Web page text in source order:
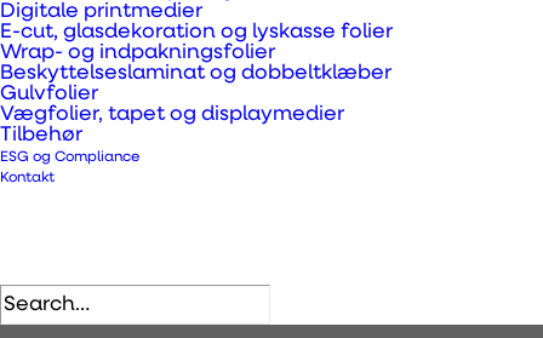
Digitale printmedier
E-cut, glasdekoration og lyskasse folier
Wrap- og indpakningsfolier
Beskyttelseslaminat og dobbeltklæber
Gulvfolier
Vægfolier, tapet og displaymedier
Tilbehør
ESG og Compliance
Kontakt
og 25 år udendørs.
Der gives 10 års produktgaranti på
Trespa® pladerne.